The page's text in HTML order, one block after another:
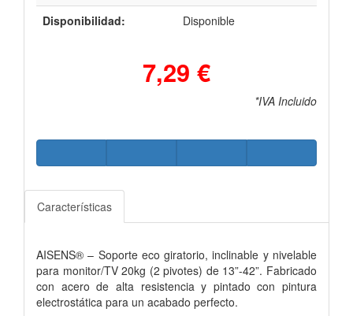
Disponibilidad:
Disponible
7,29 €
*IVA Incluido
Características
AISENS® – Soporte eco giratorio, inclinable y nivelable
para monitor/TV 20kg (2 pivotes) de 13”-42”. Fabricado
con acero de alta resistencia y pintado con pintura
electrostática para un acabado perfecto.